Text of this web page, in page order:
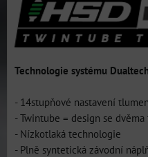
Technologie systému
- 14stupňové nastavení
- Twintube = design se
- Nízkotlaká technologie
- Plně syntetická závodní